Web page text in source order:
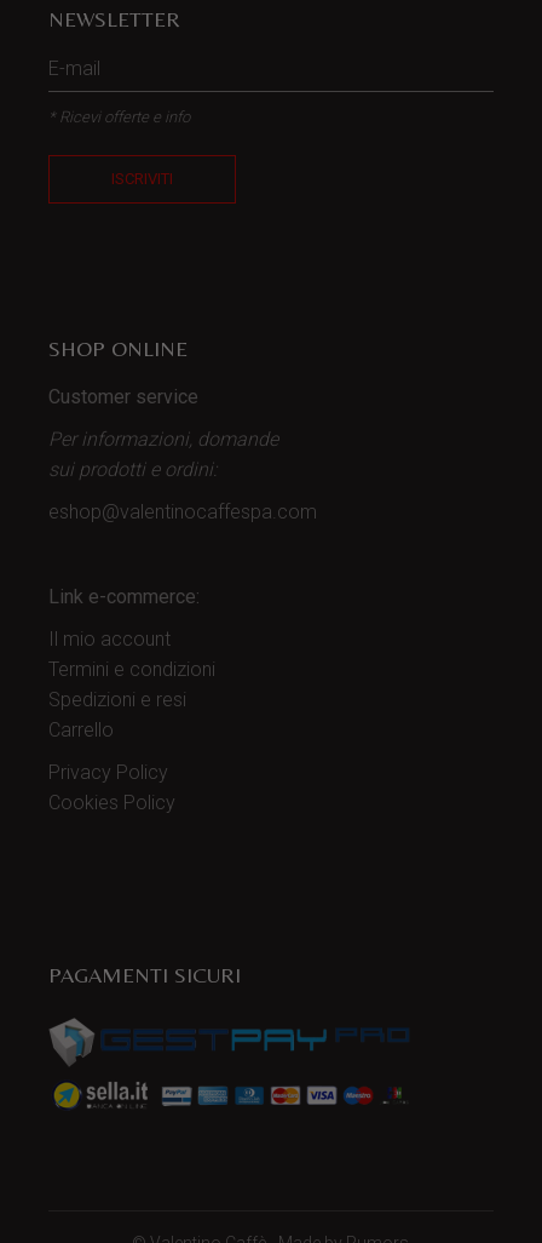
NEWSLETTER
* Ricevi offerte e info
ISCRIVITI
SHOP ONLINE
Customer service
Per informazioni, domande
sui prodotti e ordini:
eshop@valentinocaffespa.com
Link e-commerce:
Il mio account
Termini e condizioni
Spedizioni e resi
Carrello
Privacy Policy
Cookies Policy
PAGAMENTI SICURI